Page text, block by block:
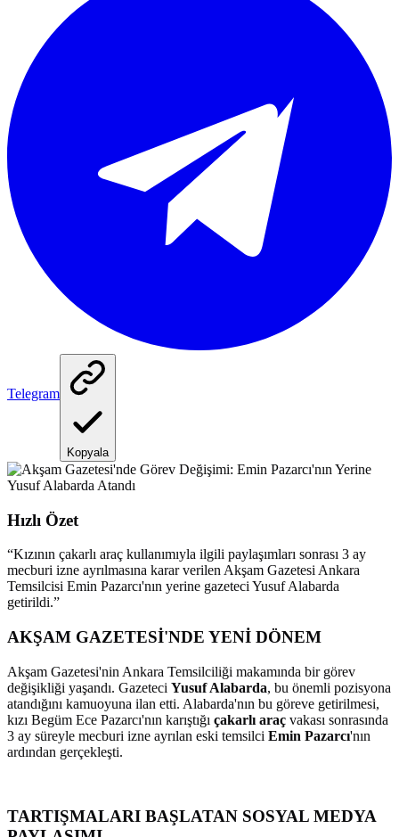
Telegram
Kopyala
Hızlı Özet
“Kızının çakarlı araç kullanımıyla ilgili paylaşımları sonrası 3 ay
mecburi izne ayrılmasına karar verilen Akşam Gazetesi Ankara
Temsilcisi Emin Pazarcı'nın yerine gazeteci Yusuf Alabarda
getirildi.”
AKŞAM GAZETESİ'NDE YENİ DÖNEM
Akşam Gazetesi'nin Ankara Temsilciliği makamında bir görev
değişikliği yaşandı. Gazeteci Yusuf Alabarda, bu önemli pozisyona
atandığını kamuoyuna ilan etti. Alabarda'nın bu göreve getirilmesi,
kızı Begüm Ece Pazarcı'nın karıştığı çakarlı araç vakası sonrasında
3 ay süreyle mecburi izne ayrılan eski temsilci Emin Pazarcı'nın
ardından gerçekleşti.
TARTIŞMALARI BAŞLATAN SOSYAL MEDYA